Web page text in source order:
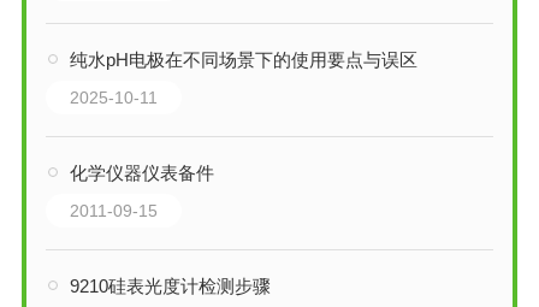
纯水pH电极在不同场景下的使用要点与误区
2025-10-11
化学仪器仪表备件
2011-09-15
9210硅表光度计检测步骤